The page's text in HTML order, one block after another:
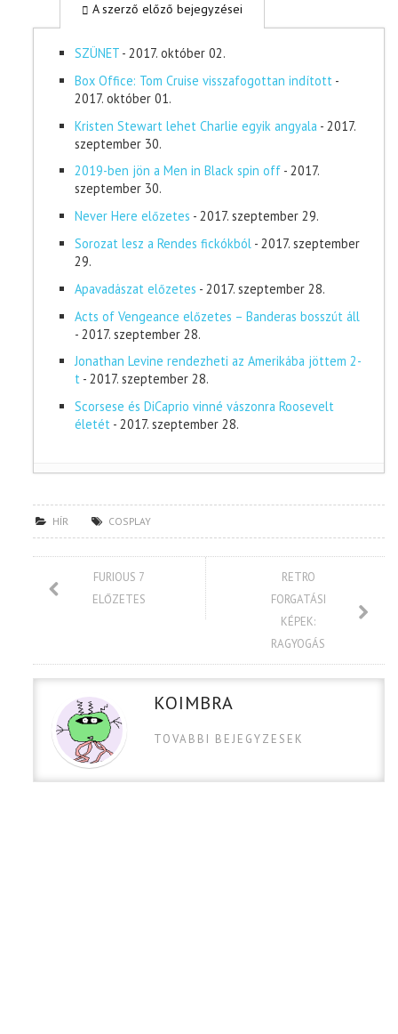
A szerző előző bejegyzései
SZÜNET - 2017. október 02.
Box Office: Tom Cruise visszafogottan indított -
2017. október 01.
Kristen Stewart lehet Charlie egyik angyala - 2017.
szeptember 30.
2019-ben jön a Men in Black spin off - 2017.
szeptember 30.
Never Here előzetes - 2017. szeptember 29.
Sorozat lesz a Rendes fickókból - 2017. szeptember
29.
Apavadászat előzetes - 2017. szeptember 28.
Acts of Vengeance előzetes – Banderas bosszút áll
- 2017. szeptember 28.
Jonathan Levine rendezheti az Amerikába jöttem 2-
t - 2017. szeptember 28.
Scorsese és DiCaprio vinné vászonra Roosevelt
életét - 2017. szeptember 28.
HÍR COSPLAY
FURIOUS 7
ELŐZETES
RETRO
FORGATÁSI
KÉPEK:
RAGYOGÁS
KOIMBRA
TOVABBI BEJEGYZESEK